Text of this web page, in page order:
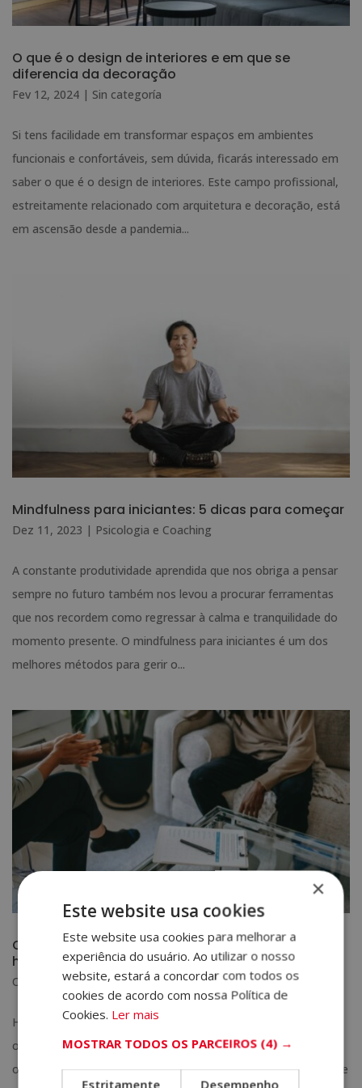
O que é o design de interiores e em que se
diferencia da decoração
Fev 12, 2024 | Sin categoría
Si tens facilidade em transformar espaços em ambientes
funcionais e confortáveis, sem dúvida, ficarás interessado em
saber o que é o design de interiores. Este campo profissional,
estreitamente relacionado com arquitetura e decoração, está
em ascensão desde a pandemia...
Mindfulness para iniciantes: 5 dicas para começar
Dez 11, 2023 | Psicologia e Coaching
A constante produtividade aprendida que nos obriga a pensar
sempre no futuro também nos levou a procurar ferramentas
que nos recordem como regressar à calma e tranquilidade do
momento presente. O mindfulness para iniciantes é um dos
melhores métodos para gerir o...
O que é, que faz e para que serve uma terapeuta
holística?
Out 16, 2023|Psicologia e Coaching
Há muitas dúvidas em torno do campo da psicologia holística:
o que é, em que consiste o trabalho de um terapeuta holístico
ou quais são seus objetivos mais comuns. Por consequência de
×
Este website usa cookies
Este website usa cookies para melhorar a
experiência do usuário. Ao utilizar o nosso
website, estará a concordar com todos os
cookies de acordo com nossa Política de
Cookies. Ler mais
MOSTRAR TODOS OS PARCEIROS (4) →
Estritamente
Desempenho